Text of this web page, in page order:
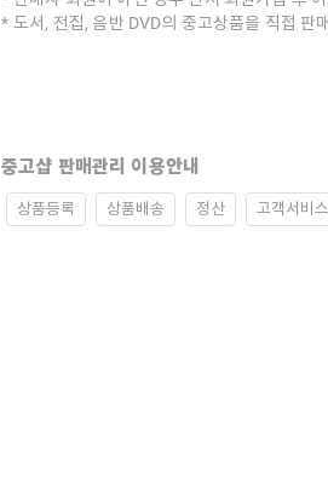
도서, 전집, 음반 DVD의 중고상품을 직접 판
중고샵 판매관리 이용안내
상품등록 상품배송 정산 고객서비